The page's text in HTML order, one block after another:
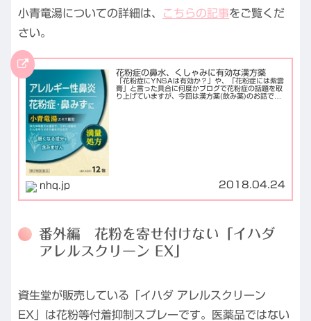
小青竜湯についての詳細は、
こちらの記事をご覧くだ
さい。
花粉症の鼻水、くしゃみに有効な漢方薬
「花粉症にYNSAは有効か？」や、「花粉症には紫雲
膏」と言った具合に何度かブログで花粉症の話題を取
り上げていますが、今回は漢方薬(飲み薬)のお話で
nhq.jp 2018.04.24
番外編 花粉を寄せ付けない「イハダ
アレルスクリーン EX」
資生堂が販売している「イハダ アレルスクリーン
EX」は花粉等付着抑制スプレーです。医薬品ではない